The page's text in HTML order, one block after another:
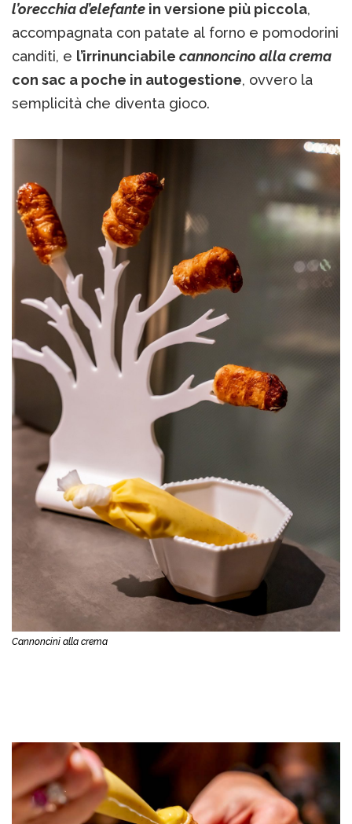
l’orecchia d’elefante in versione più piccola,
accompagnata con patate al forno e pomodorini
canditi, e l’irrinunciabile cannoncino alla crema
con sac a poche in autogestione, ovvero la
semplicità che diventa gioco.
Cannoncini alla crema